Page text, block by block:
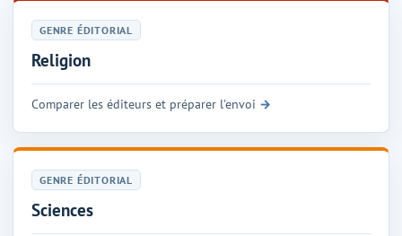
GENRE ÉDITORIAL
Religion
Comparer les éditeurs et préparer l'envoi
GENRE ÉDITORIAL
Sciences